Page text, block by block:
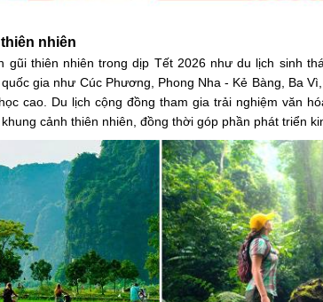
nhiên
gũi thiên nhiên trong dịp Tết 2026 như du lịch sinh
gia như Cúc Phương, Phong Nha - Kẻ Bàng, Ba
cao. Du lịch cộng đồng tham gia trải nghiệm văn
cảnh thiên nhiên, đồng thời góp phần phát triển